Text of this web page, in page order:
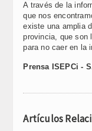
A través de la
que nos
existe una amplia
provincia, que son
para no caer en la
Prensa ISEPCi -
Artículos